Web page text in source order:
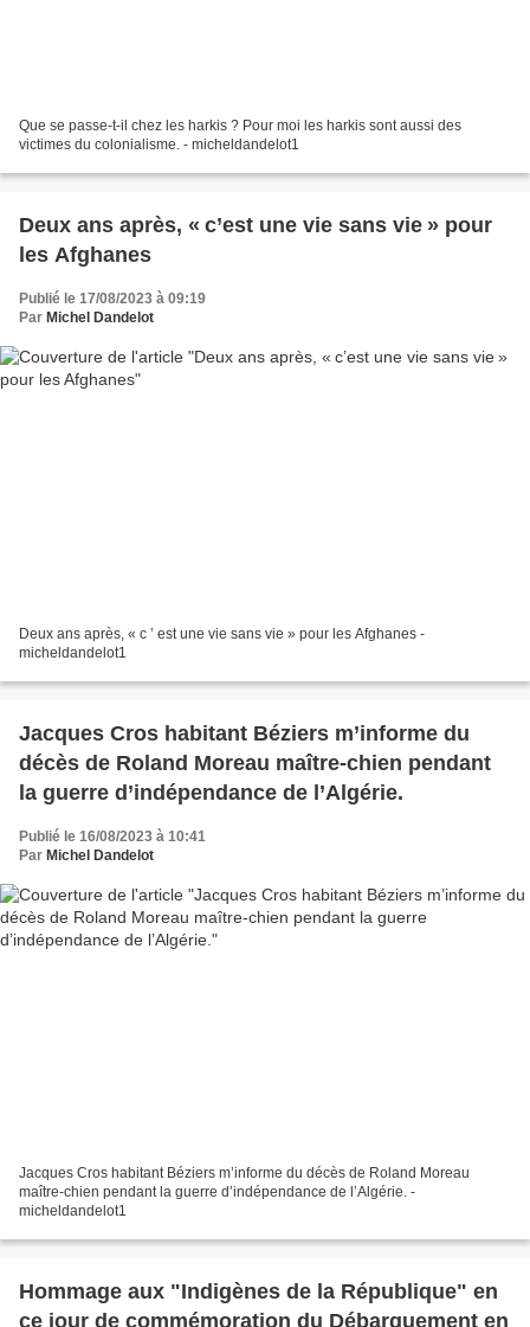
Que se passe-t-il chez les harkis ? Pour moi les harkis sont aussi des
victimes du colonialisme. - micheldandelot1
Deux ans après, « c’est une vie sans vie » pour
les Afghanes
Publié le 17/08/2023 à 09:19
Par Michel Dandelot
Deux ans après, « c ’ est une vie sans vie » pour les Afghanes -
micheldandelot1
Jacques Cros habitant Béziers m’informe du
décès de Roland Moreau maître-chien pendant
la guerre d’indépendance de l’Algérie.
Publié le 16/08/2023 à 10:41
Par Michel Dandelot
Jacques Cros habitant Béziers m’informe du décès de Roland Moreau
maître-chien pendant la guerre d’indépendance de l’Algérie. -
micheldandelot1
Hommage aux "Indigènes de la République" en
ce jour de commémoration du Débarquement en